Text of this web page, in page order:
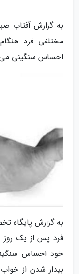
به گزارش آفتاب
مختلفی فرد
احساس سنگینی می
به گزارش
فرد پس از یک
خود احساس
بیدار شدن از